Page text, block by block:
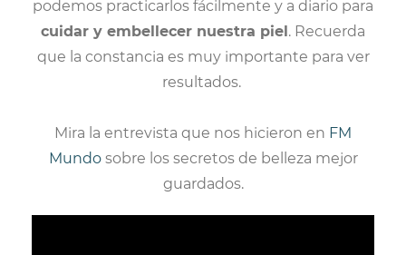
podemos practicarlos fácilmente y a diario para
cuidar y embellecer nuestra piel. Recuerda
que la constancia es muy importante para ver
resultados.
Mira la entrevista que nos hicieron en FM
Mundosobre los secretos de belleza mejor
guardados.